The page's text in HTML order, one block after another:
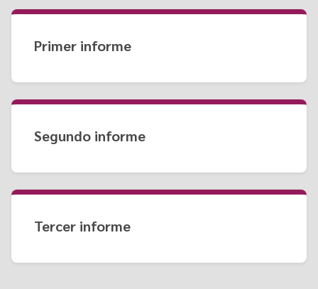
Primer informe
Segundo informe
Tercer informe